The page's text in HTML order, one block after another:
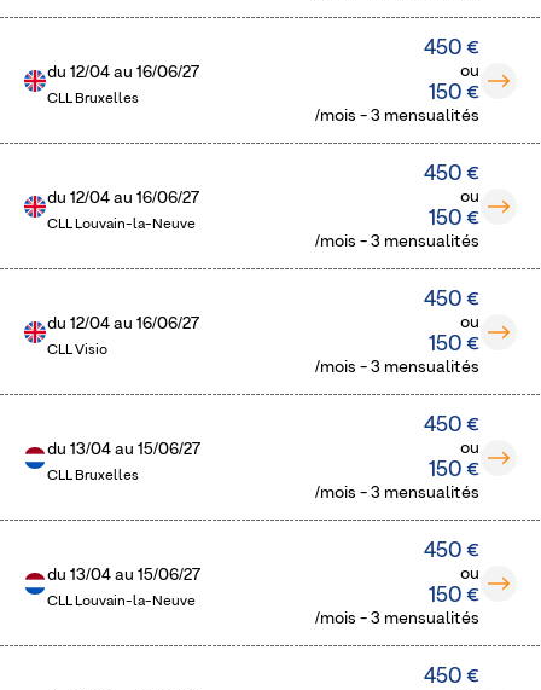
du12/04 au16/06/27
CLL Bruxelles
450 €
ou
150 €
/mois - 3 mensualités
du12/04 au16/06/27
CLL Louvain-la-Neuve
450 €
ou
150 €
/mois - 3 mensualités
du12/04 au16/06/27
CLL Visio
450 €
ou
150 €
/mois - 3 mensualités
du13/04 au15/06/27
CLL Bruxelles
450 €
ou
150 €
/mois - 3 mensualités
du13/04 au15/06/27
CLL Louvain-la-Neuve
450 €
ou
150 €
/mois - 3 mensualités
450 €